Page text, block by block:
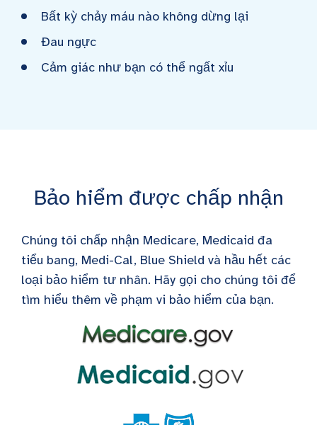
Bất kỳ chảy máu nào không dừng lại
Đau ngực
Cảm giác như bạn có thể ngất xỉu
Bảo hiểm được chấp nhận
Chúng tôi chấp nhận Medicare, Medicaid đa
tiểu bang, Medi-Cal, Blue Shield và hầu hết các
loại bảo hiểm tư nhân. Hãy gọi cho chúng tôi để
tìm hiểu thêm về phạm vi bảo hiểm của bạn.